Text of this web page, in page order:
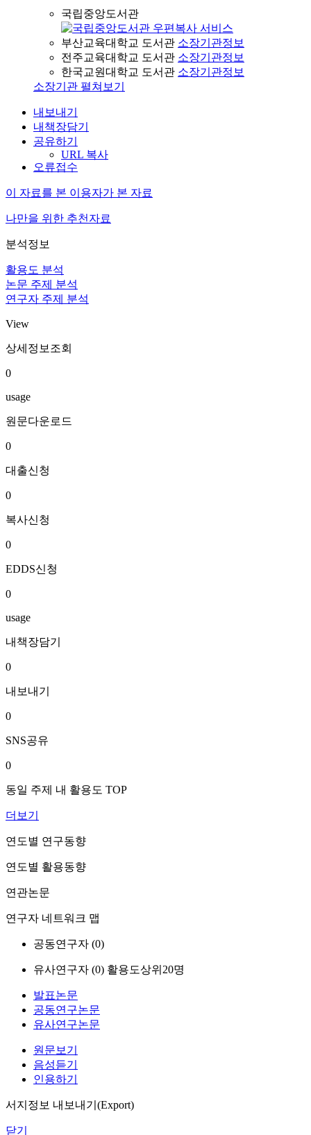
국립중앙도서관
부산교육대학교 도서관 소장기관정보
전주교육대학교 도서관 소장기관정보
한국교원대학교 도서관 소장기관정보
소장기관 펼쳐보기
내보내기
내책장담기
공유하기
URL 복사
오류접수
이 자료를 본 이용자가 본 자료
나만을 위한 추천자료
분석정보
활용도 분석
논문 주제 분석
연구자 주제 분석
View
상세정보조회
0
usage
원문다운로드
0
대출신청
0
복사신청
0
EDDS신청
0
usage
내책장담기
0
내보내기
0
SNS공유
0
동일 주제 내 활용도 TOP
더보기
연도별 연구동향
연도별 활용동향
연관논문
연구자 네트워크 맵
공동연구자 (0)
유사연구자 (0) 활용도상위20명
발표논문
공동연구논문
유사연구논문
원문보기
음성듣기
인용하기
서지정보 내보내기(Export)
닫기